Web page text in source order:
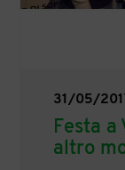
31/05/
Festa a
altro